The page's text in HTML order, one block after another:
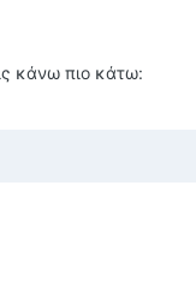
κάνω πιο κάτω: